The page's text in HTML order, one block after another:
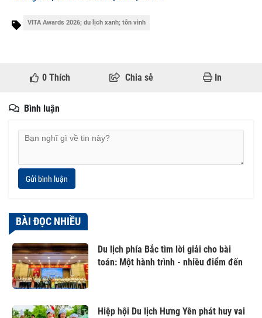
VITA Awards 2026; du lịch xanh; tôn vinh
0Thích Chia sẻ In
Bình luận
Gửi bình luận
BÀI ĐỌC NHIỀU
Du lịch phía Bắc tìm lời giải cho bài
toán: Một hành trình - nhiều điểm đến
Hiệp hội Du lịch Hưng Yên phát huy vai